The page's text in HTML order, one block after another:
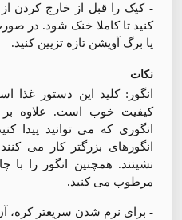
- کیک را قبل از خارج کردن
کنید تا کاملا خنک شود. در
یا برگ آویشن تازه تزیین کنید.
نکات
انگور: کلید این دستور غذا
کیفیت خوب است. علاوه بر
انگوری که می توانید پیدا
انگورهای بزرگتر کار می
نشینند. همچنین انگور را با
مرطوب می کنید.